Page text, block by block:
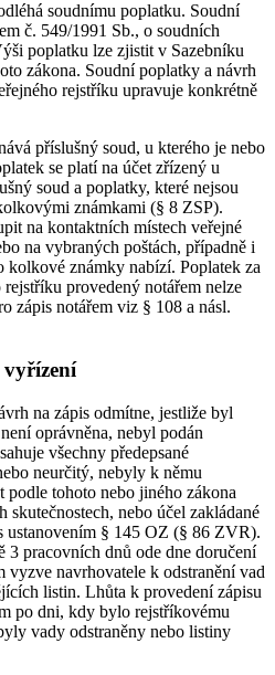
soudnímu poplatku. Soudní
č. 549/1991 Sb., o soudních
poplatku lze zjistit v Sazebníku
zákona. Soudní poplatky a návrh
rejstříku upravuje konkrétně
příslušný soud, u kterého je nebo
se platí na účet zřízený u
soud a poplatky, které nejsou
známkami (§ 8 ZSP).
na kontaktních místech veřejné
na vybraných poštách, případně i
kolkové známky nabízí. Poplatek za
provedený notářem nelze
zápis notářem viz § 108 a násl.
na zápis odmítne, jestliže byl
oprávněna, nebyl podán
všechny předepsané
neurčitý, nebyly k němu
tohoto nebo jiného zákona
skutečnostech, nebo účel zakládané
ustanovením § 145 OZ (§ 86 ZVR).
pracovních dnů ode dne doručení
vyzve navrhovatele k odstranění vad
listin. Lhůta k provedení zápisu
po dni, kdy bylo rejstříkovému
vady odstraněny nebo listiny